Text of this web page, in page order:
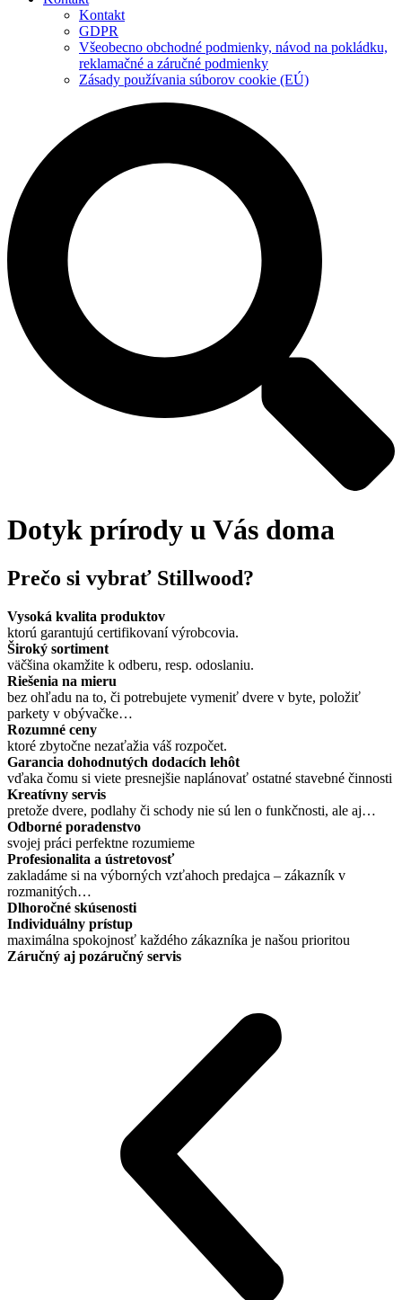
Kontakt
GDPR
Všeobecno obchodné podmienky, návod na pokládku,
reklamačné a záručné podmienky
Zásady používania súborov cookie (EÚ)
Dotyk prírody u Vás doma
Prečo si vybrať Stillwood?
Vysoká kvalita produktov
ktorú garantujú certifikovaní výrobcovia.
Široký sortiment
väčšina okamžite k odberu, resp. odoslaniu.
Riešenia na mieru
bez ohľadu na to, či potrebujete vymeniť dvere v byte, položiť
parkety v obývačke…
Rozumné ceny
ktoré zbytočne nezaťažia váš rozpočet.
Garancia dohodnutých dodacích lehôt
vďaka čomu si viete presnejšie naplánovať ostatné stavebné činnosti
Kreatívny servis
pretože dvere, podlahy či schody nie sú len o funkčnosti, ale aj…
Odborné poradenstvo
svojej práci perfektne rozumieme
Profesionalita a ústretovosť
zakladáme si na výborných vzťahoch predajca – zákazník v
rozmanitých…
Dlhoročné skúsenosti
Individuálny prístup
maximálna spokojnosť každého zákazníka je našou prioritou
Záručný aj pozáručný servis